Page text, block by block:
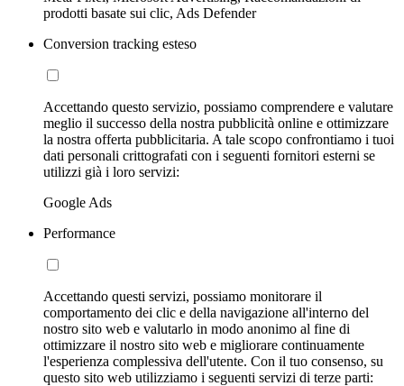
prodotti basate sui clic, Ads Defender
Conversion tracking esteso
Accettando questo servizio, possiamo comprendere e valutare
meglio il successo della nostra pubblicità online e ottimizzare
la nostra offerta pubblicitaria. A tale scopo confrontiamo i tuoi
dati personali crittografati con i seguenti fornitori esterni se
utilizzi già i loro servizi:
Google Ads
Performance
Accettando questi servizi, possiamo monitorare il
comportamento dei clic e della navigazione all'interno del
nostro sito web e valutarlo in modo anonimo al fine di
ottimizzare il nostro sito web e migliorare continuamente
l'esperienza complessiva dell'utente. Con il tuo consenso, su
questo sito web utilizziamo i seguenti servizi di terze parti: